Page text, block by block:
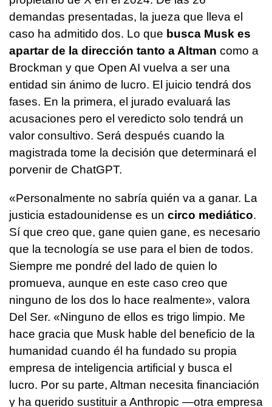
demandas presentadas, la jueza que lleva el
caso ha admitido dos. Lo que busca Musk es
apartar de la dirección tanto a Altman como a
Brockman y que Open AI vuelva a ser una
entidad sin ánimo de lucro. El juicio tendrá dos
fases. En la primera, el jurado evaluará las
acusaciones pero el veredicto solo tendrá un
valor consultivo. Será después cuando la
magistrada tome la decisión que determinará el
porvenir de ChatGPT.
«Personalmente no sabría quién va a ganar. La
justicia estadounidense es un circo mediático.
Sí que creo que, gane quien gane, es necesario
que la tecnología se use para el bien de todos.
Siempre me pondré del lado de quien lo
promueva, aunque en este caso creo que
ninguno de los dos lo hace realmente», valora
Del Ser. «Ninguno de ellos es trigo limpio. Me
hace gracia que Musk hable del beneficio de la
humanidad cuando él ha fundado su propia
empresa de inteligencia artificial y busca el
lucro. Por su parte, Altman necesita financiación
y ha querido sustituir a Anthropic —otra empresa